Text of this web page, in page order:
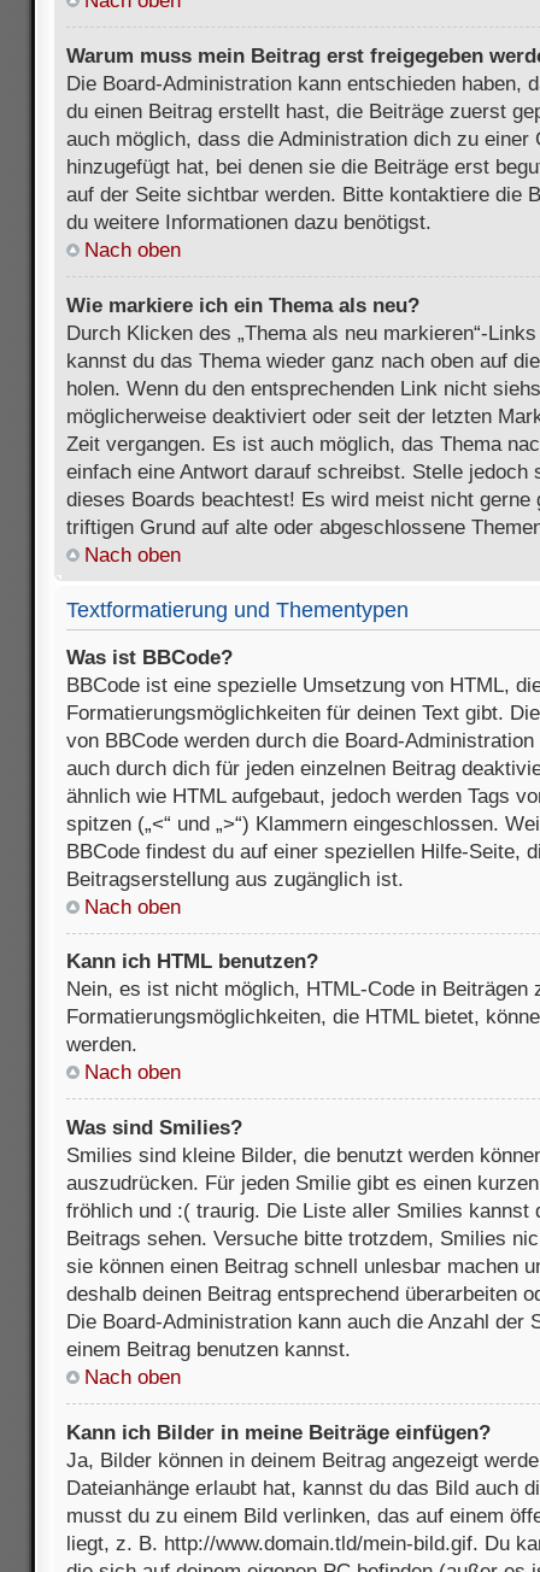
Warum muss mein Beitrag erst freigegeben
Die Board-Administration kann entschieden haben,
du einen Beitrag erstellt hast, die Beiträge zuerst
auch möglich, dass die Administration dich zu einer
hinzugefügt hat, bei denen sie die Beiträge erst
auf der Seite sichtbar werden. Bitte kontaktiere die
du weitere Informationen dazu benötigst.
Nach oben
Wie markiere ich ein Thema als neu?
Durch Klicken des „Thema als neu markieren“-
kannst du das Thema wieder ganz nach oben auf
holen. Wenn du den entsprechenden Link nicht
möglicherweise deaktiviert oder seit der letzten
Zeit vergangen. Es ist auch möglich, das Thema
einfach eine Antwort darauf schreibst. Stelle jedoch
dieses Boards beachtest! Es wird meist nicht gerne
triftigen Grund auf alte oder abgeschlossene
Nach oben
Textformatierung und Thementypen
Was ist BBCode?
BBCode ist eine spezielle Umsetzung von HTML,
Formatierungsmöglichkeiten für deinen Text gibt.
von BBCode werden durch die Board-
auch durch dich für jeden einzelnen Beitrag
ähnlich wie HTML aufgebaut, jedoch werden Tags
spitzen („<“ und „>“) Klammern eingeschlossen.
BBCode findest du auf einer speziellen Hilfe-Seite,
Beitragserstellung aus zugänglich ist.
Nach oben
Kann ich HTML benutzen?
Nein, es ist nicht möglich, HTML-Code in Beiträgen
Formatierungsmöglichkeiten, die HTML bietet,
werden.
Nach oben
Was sind Smilies?
Smilies sind kleine Bilder, die benutzt werden
auszudrücken. Für jeden Smilie gibt es einen
fröhlich und :( traurig. Die Liste aller Smilies kannst
Beitrags sehen. Versuche bitte trotzdem, Smilies
sie können einen Beitrag schnell unlesbar machen
deshalb deinen Beitrag entsprechend überarbeiten
Die Board-Administration kann auch die Anzahl der
einem Beitrag benutzen kannst.
Nach oben
Kann ich Bilder in meine Beiträge einfügen?
Ja, Bilder können in deinem Beitrag angezeigt
Dateianhänge erlaubt hat, kannst du das Bild auch
musst du zu einem Bild verlinken, das auf einem
liegt, z. B. http://www.domain.tld/mein-bild.gif. Du